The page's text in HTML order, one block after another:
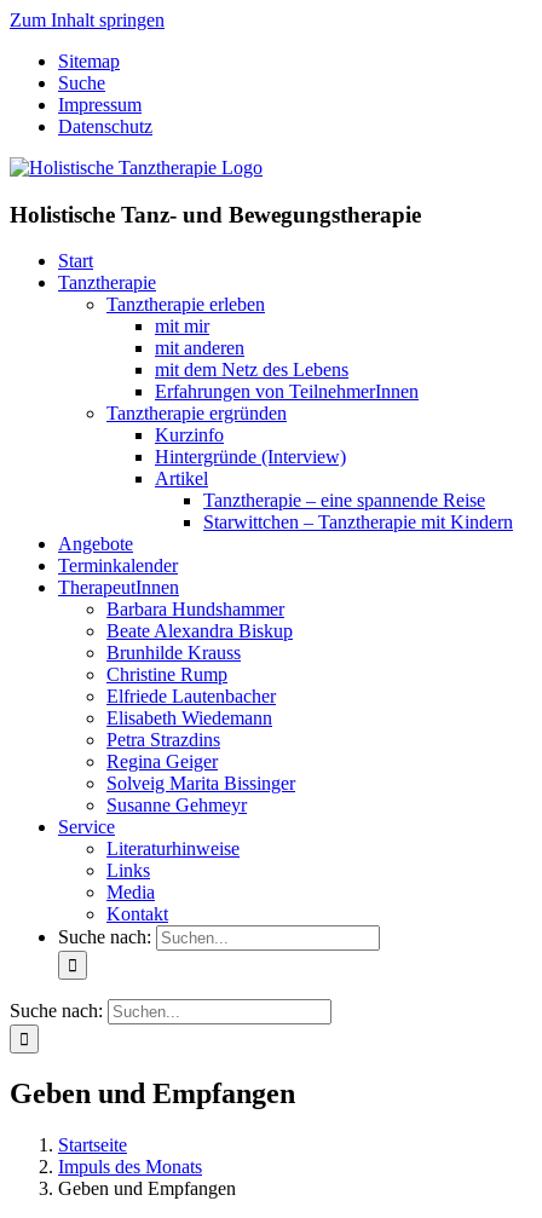
Zum Inhalt springen
Sitemap
Suche
Impressum
Datenschutz
Holistische Tanz- und Bewegungstherapie
Start
Tanztherapie
Tanztherapie erleben
mit mir
mit anderen
mit dem Netz des Lebens
Erfahrungen von TeilnehmerInnen
Tanztherapie ergründen
Kurzinfo
Hintergründe (Interview)
Artikel
Tanztherapie – eine spannende Reise
Starwittchen – Tanztherapie mit Kindern
Angebote
Terminkalender
TherapeutInnen
Barbara Hundshammer
Beate Alexandra Biskup
Brunhilde Krauss
Christine Rump
Elfriede Lautenbacher
Elisabeth Wiedemann
Petra Strazdins
Regina Geiger
Solveig Marita Bissinger
Susanne Gehmeyr
Service
Literaturhinweise
Links
Media
Kontakt
Suche nach:
Suche nach:
Geben und Empfangen
Startseite
Impuls des Monats
Geben und Empfangen